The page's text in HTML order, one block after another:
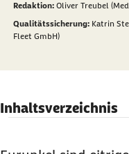
Redaktion: Oliver Treubel
Qualitätssicherung: Katrin
Fleet GmbH)
Inhaltsverzeichnis